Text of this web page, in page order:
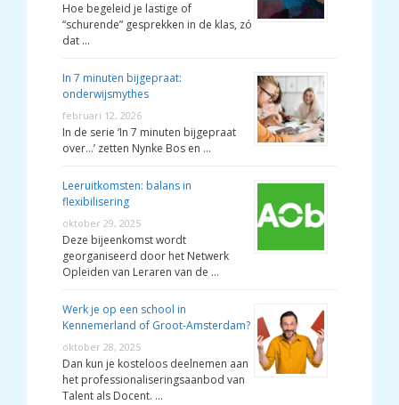
Hoe begeleid je lastige of
“schurende” gesprekken in de klas, zó
dat …
In 7 minuten bijgepraat:
onderwijsmythes
februari 12, 2026
In de serie ‘In 7 minuten bijgepraat
over…’ zetten Nynke Bos en …
Leeruitkomsten: balans in
flexibilisering
oktober 29, 2025
Deze bijeenkomst wordt
georganiseerd door het Netwerk
Opleiden van Leraren van de …
Werk je op een school in
Kennemerland of Groot-Amsterdam?
oktober 28, 2025
Dan kun je kosteloos deelnemen aan
het professionaliseringsaanbod van
Talent als Docent. …